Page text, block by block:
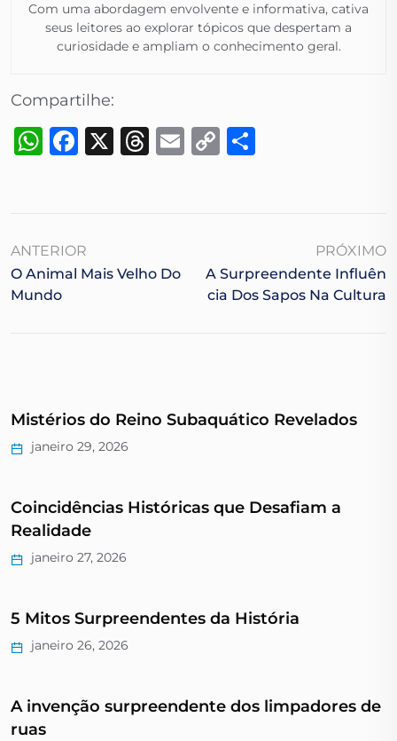
Com uma abordagem envolvente e informativa, cativa
seus leitores ao explorar tópicos que despertam a
curiosidade e ampliam o conhecimento geral.​
Compartilhe:
WhatsApp
Facebook
X Threads
Email
Copy
ANTERIOR
O Animal Mais Velho Do
Mundo
PRÓXIMO
A Surpreendente Influên
Cia Dos Sapos Na Cultura
Mistérios do Reino Subaquático Revelados
janeiro 29, 2026
Coincidências Históricas que Desafiam a
Realidade
janeiro 27, 2026
5 Mitos Surpreendentes da História
janeiro 26, 2026
A invenção surpreendente dos limpadores de
ruas